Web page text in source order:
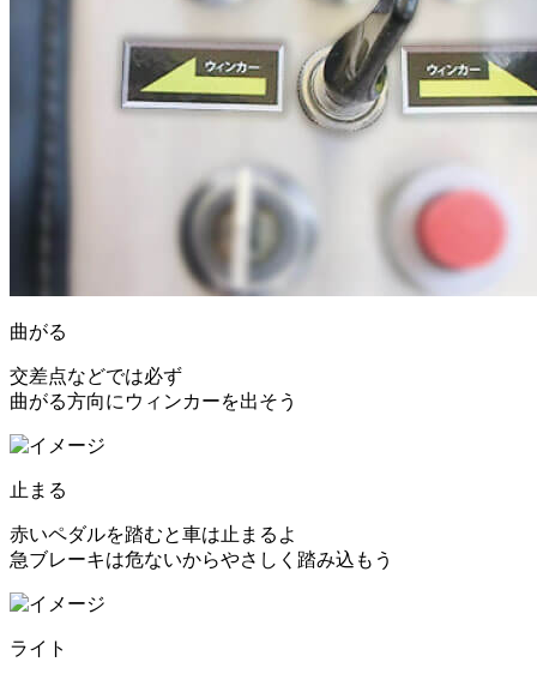
曲がる
交差点などでは必ず
曲がる方向にウィンカーを出そう
止まる
赤いペダルを踏むと車は止まるよ
急ブレーキは危ないからやさしく踏み込もう
ライト